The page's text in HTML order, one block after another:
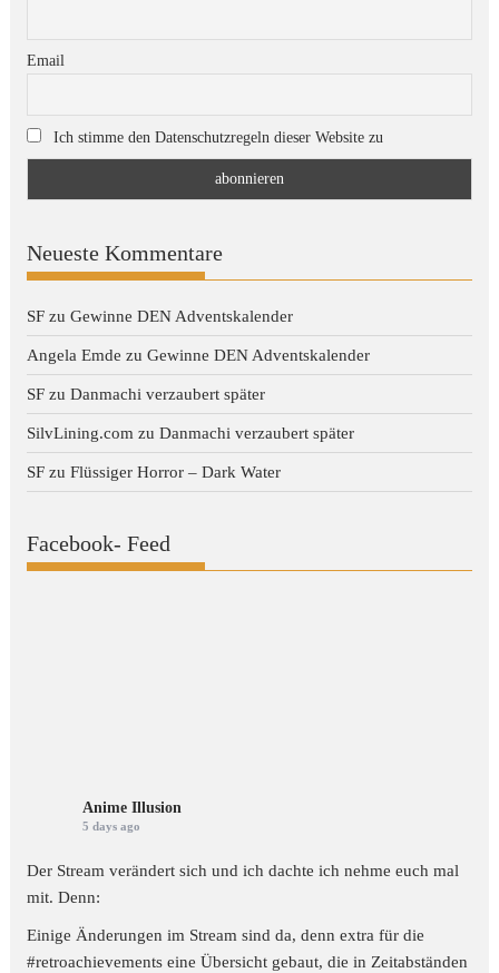
Email
Ich stimme den Datenschutzregeln dieser Website zu
Neueste Kommentare
SF zuGewinne DEN Adventskalender
Angela Emde zuGewinne DEN Adventskalender
SF zuDanmachi verzaubert später
SilvLining.com zuDanmachi verzaubert später
SF zuFlüssiger Horror – Dark Water
Facebook- Feed
Anime Illusion
5 days ago
Der Stream verändert sich und ich dachte ich nehme euch mal
mit. Denn:
Einige Änderungen im Stream sind da, denn extra für die
#retroachievements eine Übersicht gebaut, die in Zeitabständen